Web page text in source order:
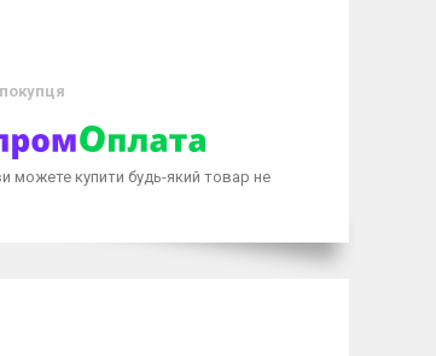
можете купити будь-який товар не